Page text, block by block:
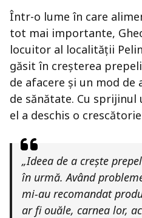
Într-o lume în care
tot mai importante,
locuitor al localității
găsit în creșterea
de afacere și un mod
de sănătate. Cu
el a deschis o
„Ideea de a crește
în urmă. Având
mi-au recomandat
ar fi ouăle, carnea lor,